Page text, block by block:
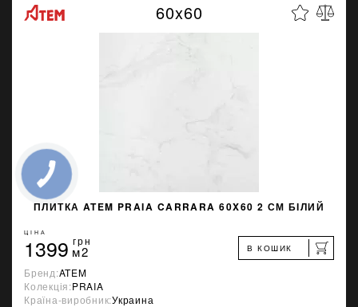
60x60
ПЛИТКА ATEM PRAIA CARRARA 60X60 2 СМ БІЛИЙ
ЦІНА
1399 грн
м2 В КОШИК
Бренд:ATEM
Колекція:PRAIA
Країна-виробник:Украина